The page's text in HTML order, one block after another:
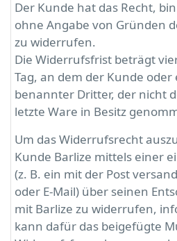
Der Kunde hat das Recht,
ohne Angabe von Gründen
zu widerrufen.
Die Widerrufsfrist beträgt
Tag, an dem der Kunde
benannter Dritter, der nicht
letzte Ware in Besitz
Um das Widerrufsrecht
Kunde Barlize mittels einer
(z. B. ein mit der Post
oder E-Mail) über seinen
mit Barlize zu widerrufen,
kann dafür das beigefügte